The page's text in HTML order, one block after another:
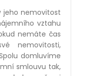
jeho nemovitost
vztahu
nemáte čas
nemovitosti,
domluvíme
smlouvu tak,